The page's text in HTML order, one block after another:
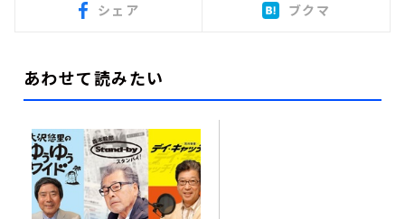
シェア ブクマ
あわせて読みたい